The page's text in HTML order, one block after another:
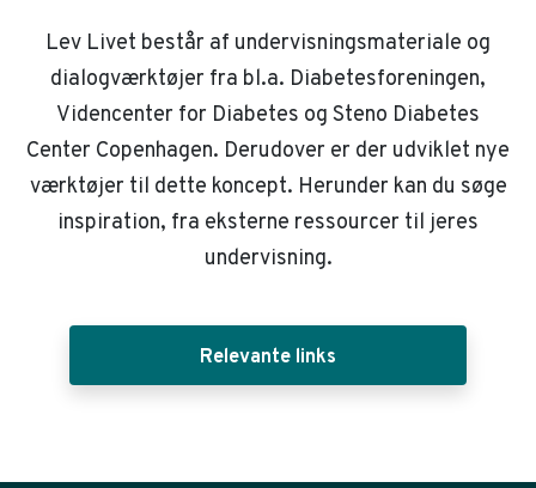
Lev Livet består af undervisningsmateriale og
dialogværktøjer fra bl.a. Diabetesforeningen,
Videncenter for Diabetes og Steno Diabetes
Center Copenhagen. Derudover er der udviklet nye
værktøjer til dette koncept. Herunder kan du søge
inspiration, fra eksterne ressourcer til jeres
undervisning.
Relevante links